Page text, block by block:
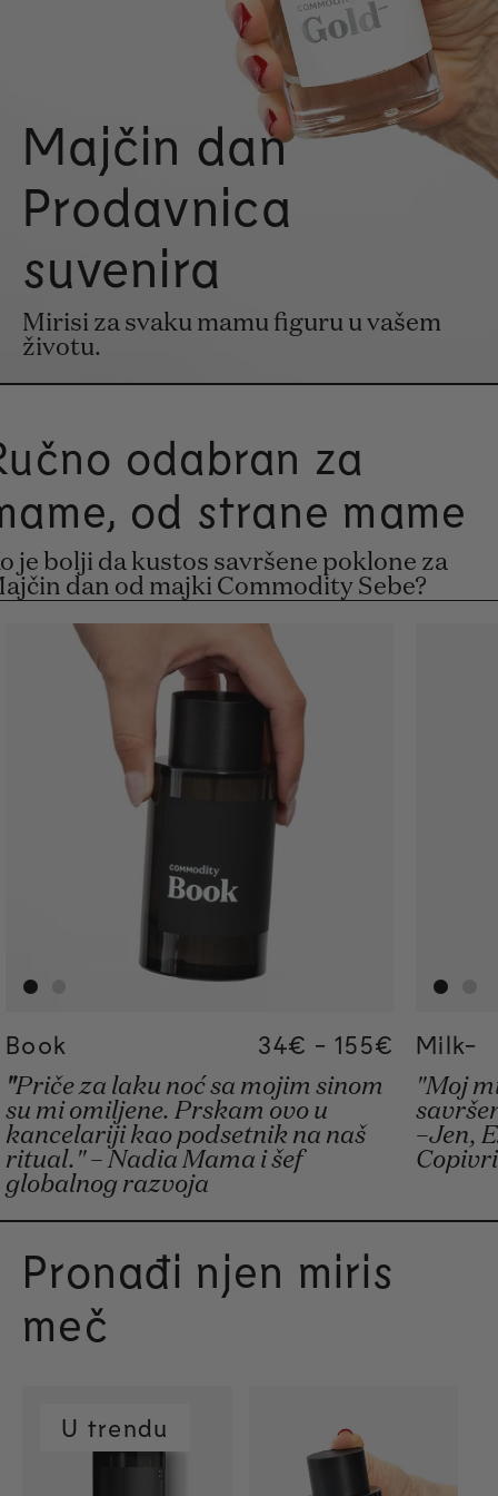
Majčin dan
Prodavnica
suvenira
Mirisi za svaku mamu figuru u vašem
životu.
odabran za
od strane mame
je bolji da kustos savršene poklone za
dan od majki Commodity Sebe?
Book Regular price
34€ - 155€
Regular price
155€
Regular
34€
"Priče za laku noć sa mojim sinom
su mi omiljene. Prskam ovo u
kancelariji kao podsetnik na naš
ritual." – Nadia Mama i šef
globalnog razvoja
Milk-
"Moj
–Jen,
Pronađi njen miris
meč
U trendu